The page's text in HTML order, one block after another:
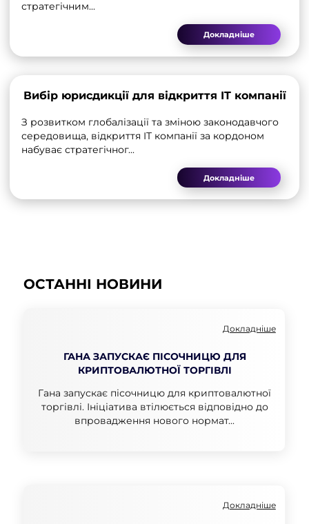
стратегічним...
Докладніше
Вибір юрисдикції для відкриття IT компанії
З розвитком глобалізації та зміною законодавчого
середовища, відкриття IT компанії за кордоном
набуває стратегічног...
Докладніше
ОСТАННІ НОВИНИ
Докладніше
ГАНА ЗАПУСКАЄ ПІСОЧНИЦЮ ДЛЯ
КРИПТОВАЛЮТНОЇ ТОРГІВЛІ
Гана запускає пісочницю для криптовалютної
торгівлі. Ініціатива втілюється відповідно до
впровадження нового нормат...
Докладніше